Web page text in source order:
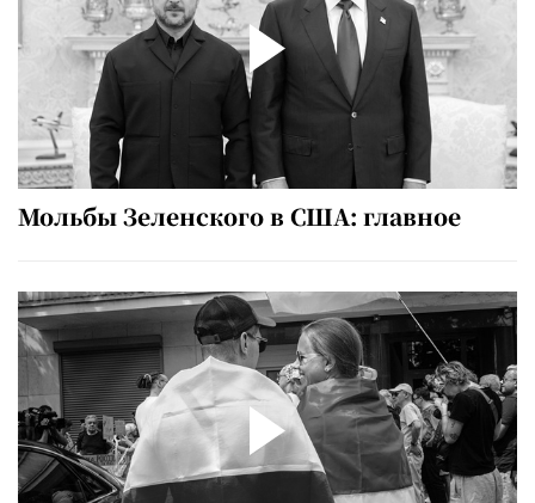
Мольбы Зеленского в США: главное